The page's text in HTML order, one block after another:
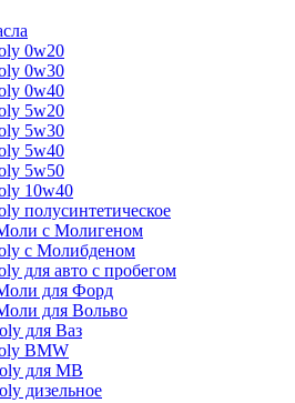
0w20
0w30
0w40
5w20
5w30
5w40
5w50
10w40
полусинтетическое
с Молигеном
с Молибденом
для авто с пробегом
для Форд
для Вольво
для Ваз
BMW
для MB
дизельное